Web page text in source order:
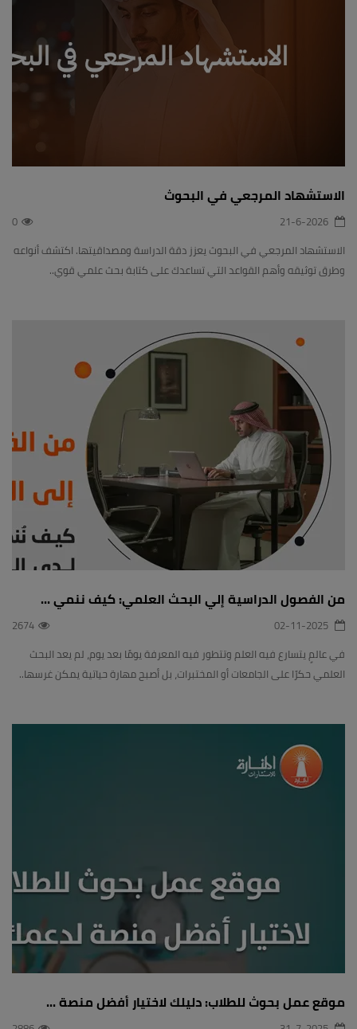
الاستشهاد المرجعي في البحوث
0
الاستشهاد المرجعي في البحوث يعزز دقة الدراسة ومصداقيتها. اكتشف أنواعه
وطرق توثيقه وأهم القواعد التي تساعدك على كتابة بحث علمي قوي..
من الفصول الدراسية إلي البحث العلمي: كيف ننمي ...
2674
في عالمٍ يتسارع فيه العلم وتتطور فيه المعرفة يومًا بعد يوم، لم يعد البحث
العلمي حكرًا على الجامعات أو المختبرات، بل أصبح مهارة حياتية يمكن غرسها..
موقع عمل بحوث للطلاب: دليلك لاختيار أفضل منصة ...